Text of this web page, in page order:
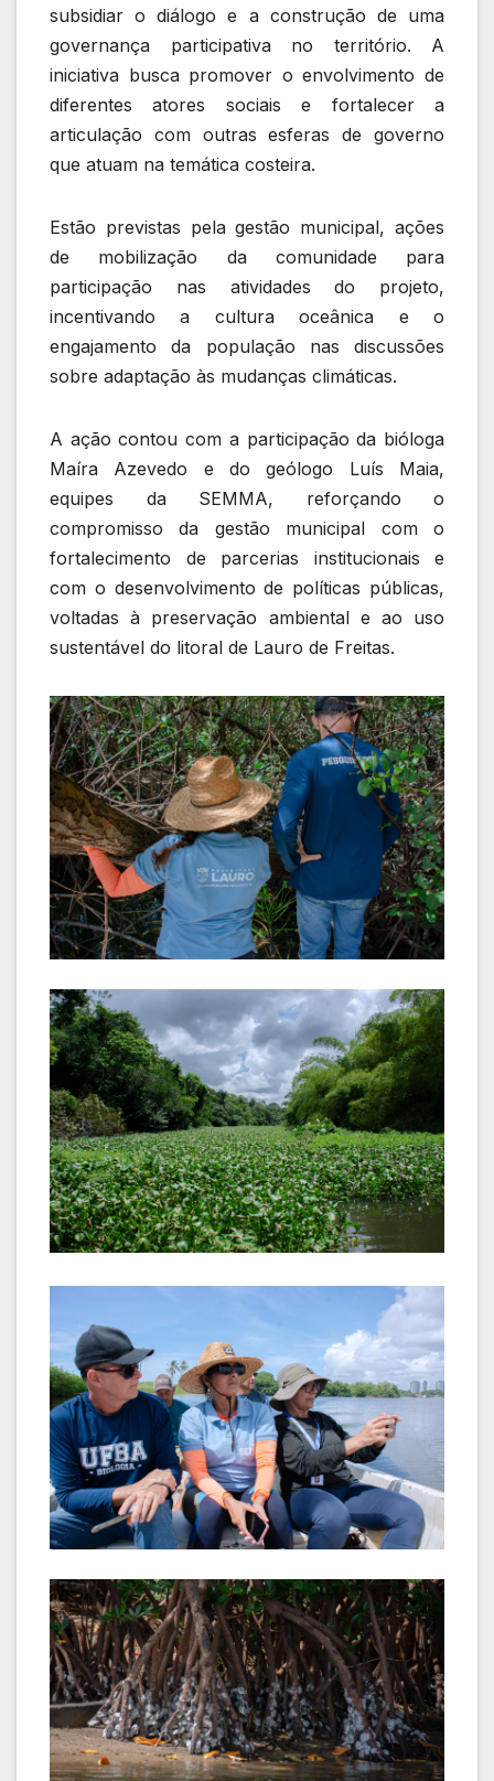
subsidiar o diálogo e a construção de uma
governança participativa no território. A
iniciativa busca promover o envolvimento de
diferentes atores sociais e fortalecer a
articulação com outras esferas de governo
que atuam na temática costeira.
Estão previstas pela gestão municipal, ações
de mobilização da comunidade para
participação nas atividades do projeto,
incentivando a cultura oceânica e o
engajamento da população nas discussões
sobre adaptação às mudanças climáticas.
A ação contou com a participação da bióloga
Maíra Azevedo e do geólogo Luís Maia,
equipes da SEMMA, reforçando o
compromisso da gestão municipal com o
fortalecimento de parcerias institucionais e
com o desenvolvimento de políticas públicas,
voltadas à preservação ambiental e ao uso
sustentável do litoral de Lauro de Freitas.